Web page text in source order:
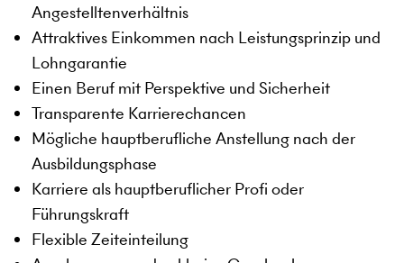
Angestelltenverhältnis
Attraktives Einkommen nach Leistungsprinzip und
Lohngarantie
Einen Beruf mit Perspektive und Sicherheit
Transparente Karrierechancen
Mögliche hauptberufliche Anstellung nach der
Ausbildungsphase
Karriere als hauptberuflicher Profi oder
Führungskraft
Flexible Zeiteinteilung